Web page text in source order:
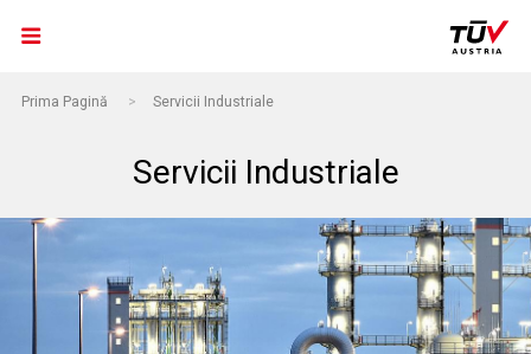
Prima Pagină > Servicii Industriale
Servicii Industriale